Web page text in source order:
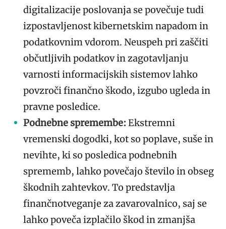
digitalizacije poslovanja se povečuje tudi
izpostavljenost kibernetskim napadom in
podatkovnim vdorom. Neuspeh pri zaščiti
občutljivih podatkov in zagotavljanju
varnosti informacijskih sistemov lahko
povzroči finančno škodo, izgubo ugleda in
pravne posledice.
Podnebne spremembe: Ekstremni
vremenski dogodki, kot so poplave, suše in
nevihte, ki so posledica podnebnih
sprememb, lahko povečajo število in obseg
škodnih zahtevkov. To predstavlja
finančnotveganje za zavarovalnico, saj se
lahko poveča izplačilo škod in zmanjša